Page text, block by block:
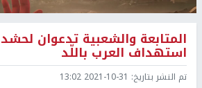
المتابعة والشعبية تدعوان
استهداف العرب باللّد
تم النشر بتاريخ: 2021-10-31 13:02